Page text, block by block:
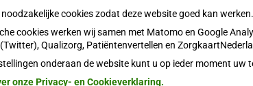
maken
Dossier
bekijken
cookies zodat deze website goed kan
cookies werken wij samen met Matomo en Google
Qualizorg, Patiëntenvertellen en
onderaan de website kunt u op ieder moment
onze Privacy- en Cookieverklaring.